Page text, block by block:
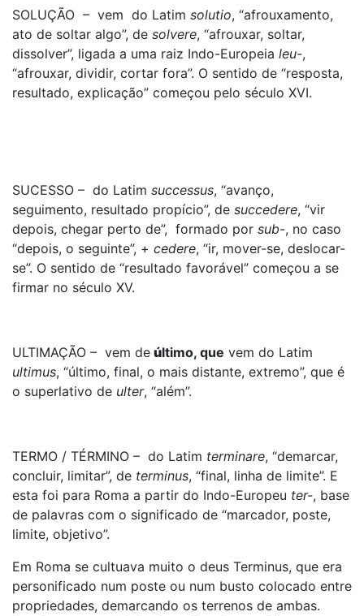
SOLUÇÃO – vem do Latim solutio, “afrouxamento,
ato de soltar algo”, de solvere, “afrouxar, soltar,
dissolver”, ligada a uma raiz Indo-Europeia leu-,
“afrouxar, dividir, cortar fora”. O sentido de “resposta,
resultado, explicação” começou pelo século XVI.
SUCESSO – do Latim successus, “avanço,
seguimento, resultado propício”, de succedere, “vir
depois, chegar perto de”, formado por sub-, no caso
“depois, o seguinte”, + cedere, “ir, mover-se, deslocar-
se”. O sentido de “resultado favorável” começou a se
firmar no século XV.
ULTIMAÇÃO – vem de último, que vem do Latim
ultimus, “último, final, o mais distante, extremo”, que é
o superlativo de ulter, “além”.
TERMO / TÉRMINO – do Latim terminare, “demarcar,
concluir, limitar”, de terminus, “final, linha de limite”. E
esta foi para Roma a partir do Indo-Europeu ter-, base
de palavras com o significado de “marcador, poste,
limite, objetivo”.
Em Roma se cultuava muito o deus Terminus, que era
personificado num poste ou num busto colocado entre
propriedades, demarcando os terrenos de ambas.